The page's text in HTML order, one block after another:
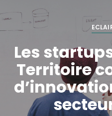
Les
Territoire